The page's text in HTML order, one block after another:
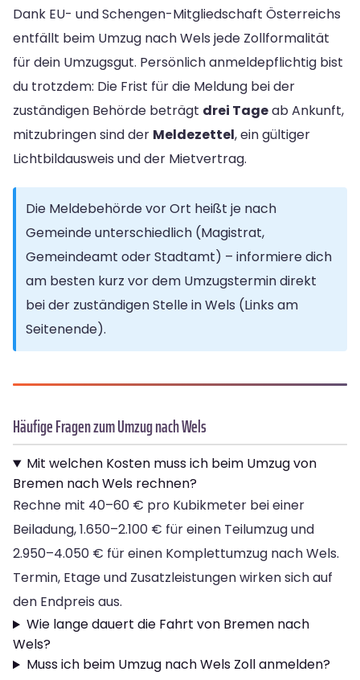
Dank EU- und Schengen-Mitgliedschaft Österreichs
entfällt beim Umzug nach Wels jede Zollformalität
für dein Umzugsgut. Persönlich anmeldepflichtig bist
du trotzdem: Die Frist für die Meldung bei der
zuständigen Behörde beträgt drei Tageab Ankunft,
mitzubringen sind der Meldezettel, ein gültiger
Lichtbildausweis und der Mietvertrag.
Die Meldebehörde vor Ort heißt je nach
Gemeinde unterschiedlich (Magistrat,
Gemeindeamt oder Stadtamt) – informiere dich
am besten kurz vor dem Umzugstermin direkt
bei der zuständigen Stelle in Wels (Links am
Seitenende).
Häufige Fragen zum Umzug nach Wels
Mit welchen Kosten muss ich beim Umzug von
Bremen nach Wels rechnen?
Rechne mit 40–60 € pro Kubikmeter bei einer
Beiladung, 1.650–2.100 € für einen Teilumzug und
2.950–4.050 € für einen Komplettumzug nach Wels.
Termin, Etage und Zusatzleistungen wirken sich auf
den Endpreis aus.
Wie lange dauert die Fahrt von Bremen nach
Wels?
Muss ich beim Umzug nach Wels Zoll anmelden?